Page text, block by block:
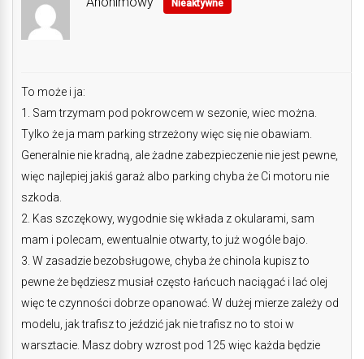
Nieaktywne
To może i ja:
1. Sam trzymam pod pokrowcem w sezonie, wiec można.
Tylko że ja mam parking strzeżony więc się nie obawiam.
Generalnie nie kradną, ale żadne zabezpieczenie nie jest pewne,
więc najlepiej jakiś garaż albo parking chyba że Ci motoru nie
szkoda.
2. Kas szczękowy, wygodnie się wkłada z okularami, sam
mam i polecam, ewentualnie otwarty, to już wogóle bajo.
3. W zasadzie bezobsługowe, chyba że chinola kupisz to
pewne że będziesz musiał często łańcuch naciągać i lać olej
więc te czynności dobrze opanować. W dużej mierze zależy od
modelu, jak trafisz to jeździć jak nie trafisz no to stoi w
warsztacie. Masz dobry wzrost pod 125 więc każda będzie